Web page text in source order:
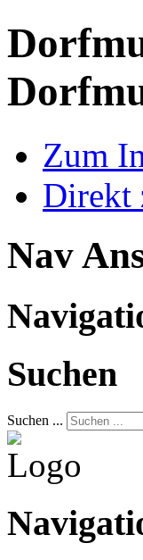
Zum
Direkt
Nav
Suchen
Suchen ...